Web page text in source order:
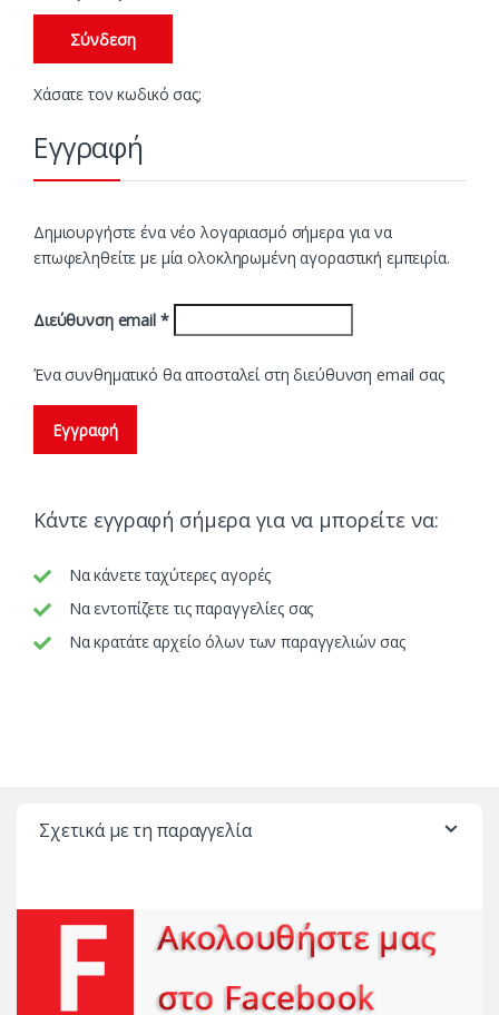
Σύνδεση
Χάσατε τον κωδικό σας;
Εγγραφή
Δημιουργήστε ένα νέο λογαριασμό σήμερα για να
επωφεληθείτε με μία ολοκληρωμένη αγοραστική εμπειρία.
Διεύθυνση email *
Ένα συνθηματικό θα αποσταλεί στη διεύθυνση email σας
Εγγραφή
Κάντε εγγραφή σήμερα για να μπορείτε να:
Να κάνετε ταχύτερες αγορές
Να εντοπίζετε τις παραγγελίες σας
Να κρατάτε αρχείο όλων των παραγγελιών σας
Σχετικά με τη παραγγελία